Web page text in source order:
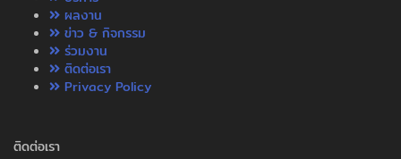
ผลงาน
ข่าว & กิจกรรม
ร่วมงาน
ติดต่อเรา
Privacy Policy
ติดต่อเรา